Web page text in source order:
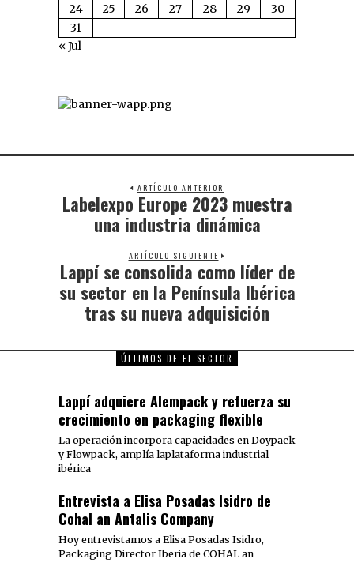
24
25 26 27 28 29
30
31
« Jul
ARTÍCULO ANTERIOR
Labelexpo Europe 2023 muestra
una industria dinámica
ARTÍCULO SIGUIENTE
Lappí se consolida como líder de
su sector en la Península Ibérica
tras su nueva adquisición
ÚLTIMOS DE EL SECTOR
Lappí adquiere Alempack y refuerza su
crecimiento en packaging flexible
La operación incorpora capacidades en Doypack
y Flowpack, amplía laplataforma industrial
ibérica
Entrevista a Elisa Posadas Isidro de
Cohal an Antalis Company
Hoy entrevistamos a Elisa Posadas Isidro,
Packaging Director Iberia de COHAL an